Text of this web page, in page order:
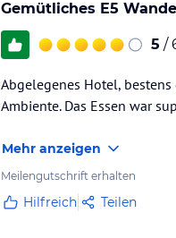
Gemütliches E5
5 /
Abgelegenes Hotel,
Ambiente. Das Essen war
Mehr anzeigen
Meilengutschrift erhalten
Hilfreich Teilen